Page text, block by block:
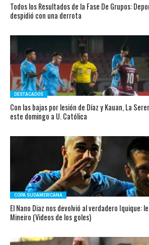
Todos los Resultados de la Fase De Grupos:
despidió con una derrota
DESTACADOS
Con las bajas por lesión de Díaz y Kauan, La
este domingo a U. Católica
COPA SUDAMERICANA
El Nano Diaz nos devolvió al verdadero Iquique:
Mineiro (Videos de los goles)